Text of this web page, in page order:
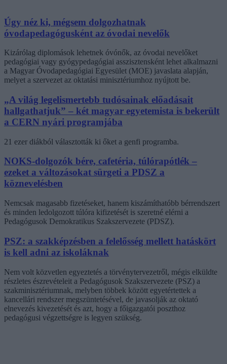
Úgy néz ki, mégsem dolgozhatnak
óvodapedagógusként az óvodai nevelők
Kizárólag diplomások lehetnek óvónők, az óvodai nevelőket
pedagógiai vagy gyógypedagógiai asszisztensként lehet alkalmazni
a Magyar Óvodapedagógiai Egyesület (MOE) javaslata alapján,
melyet a szervezet az oktatási minisztériumhoz nyújtott be.
„A világ legelismertebb tudósainak előadásait
hallgathatjuk” – két magyar egyetemista is bekerült
a CERN nyári programjába
21 ezer diákból választották ki őket a genfi programba.
NOKS-dolgozók bére, cafetéria, túlórapótlék –
ezeket a változásokat sürgeti a PDSZ a
köznevelésben
Nemcsak magasabb fizetéseket, hanem kiszámíthatóbb bérrendszert
és minden ledolgozott túlóra kifizetését is szeretné elérni a
Pedagógusok Demokratikus Szakszervezete (PDSZ).
PSZ: a szakképzésben a felelősség mellett hatáskört
is kell adni az iskoláknak
Nem volt közvetlen egyeztetés a törvénytervezetről, mégis elküldte
részletes észrevételeit a Pedagógusok Szakszervezete (PSZ) a
szakminisztériumnak, melyben többek között egyetértettek a
kancellári rendszer megszüntetésével, de javasolják az oktató
elnevezés kivezetését és azt, hogy a főigazgatói poszthoz
pedagógusi végzettségre is legyen szükség.